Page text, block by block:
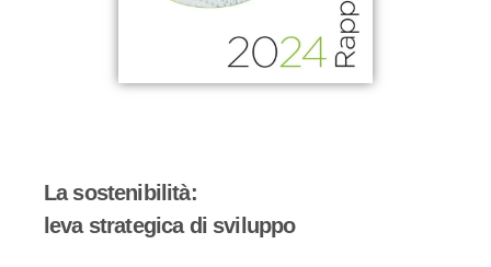
La sostenibilità:
leva strategica di sviluppo